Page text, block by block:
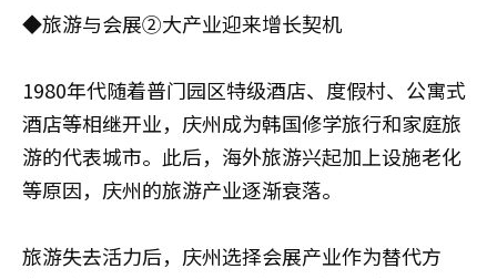
◆旅游与会展②大产业迎来增长契机
1980年代随着普门园区特级酒店、度假村、公寓式
酒店等相继开业，庆州成为韩国修学旅行和家庭旅
游的代表城市。此后，海外旅游兴起加上设施老化
等原因，庆州的旅游产业逐渐衰落。
旅游失去活力后，庆州选择会展产业作为替代方